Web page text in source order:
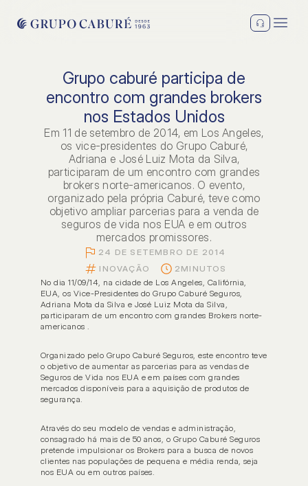
Grupo caburé participa de
encontro com grandes brokers
nos Estados Unidos
Em 11 de setembro de 2014, em Los Angeles,
os vice-presidentes do Grupo Caburé,
Adriana e José Luiz Mota da Silva,
participaram de um encontro com grandes
brokers norte-americanos. O evento,
organizado pela própria Caburé, teve como
objetivo ampliar parcerias para a venda de
seguros de vida nos EUA e em outros
mercados promissores.
2 MINUTOS
INOVAÇÃO
24 DE SETEMBRO DE 2014
No dia 11/09/14, na cidade de Los Angeles, Califórnia,
EUA, os Vice-Presidentes do Grupo Caburé Seguros,
Adriana Mota da Silva e José Luiz Mota da Silva,
participaram de um encontro com grandes Brokers norte-
americanos .
Organizado pelo Grupo Caburé Seguros, este encontro teve
o objetivo de aumentar as parcerias para as vendas de
Seguros de Vida nos EUA e em países com grandes
mercados disponíveis para a aquisição de produtos de
segurança.
Através do seu modelo de vendas e administração,
consagrado há mais de 50 anos, o Grupo Caburé Seguros
pretende impulsionar os Brokers para a busca de novos
clientes nas populações de pequena e média renda, seja
nos EUA ou em outros países.